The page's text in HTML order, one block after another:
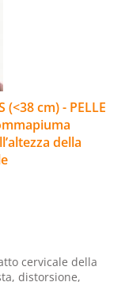
(<38 cm) - PELLE
della
cervicale della
distorsione,